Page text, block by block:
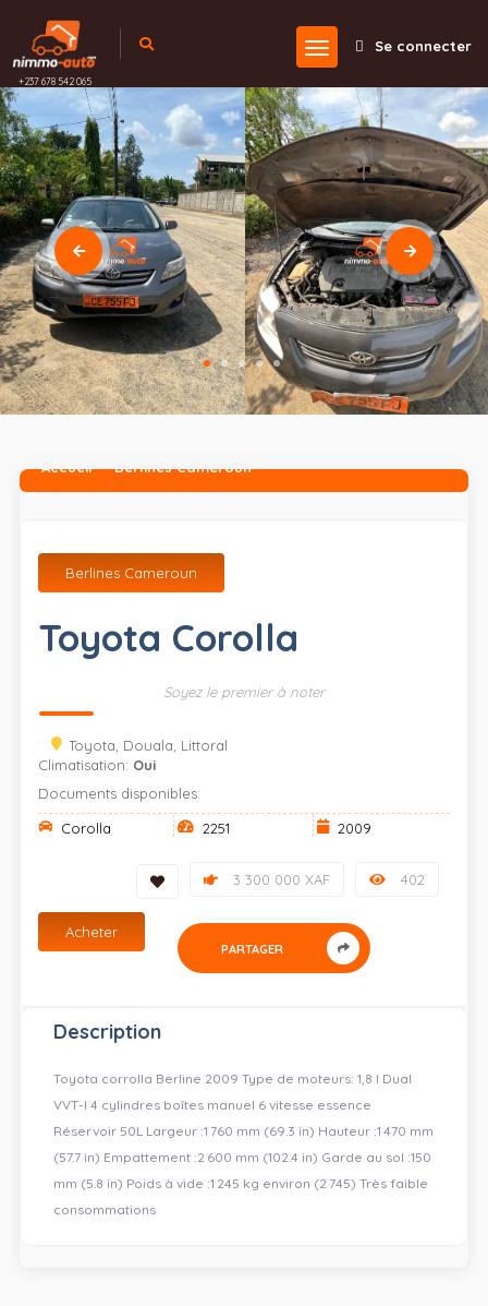
+237 678 542 065
Se connecter
Accueil Berlines Cameroun
Berlines Cameroun
Toyota Corolla
Soyez le premier à noter
Toyota, Douala, Littoral
Climatisation: Oui
Documents disponibles:
Corolla
2251 2009
402
3 300 000 XAF
Acheter
PARTAGER
Description
Toyota corrolla Berline 2009 Type de moteurs: 1,8 l Dual
VVT-I 4 cylindres boîtes manuel 6 vitesse essence
Réservoir 50L Largeur :1 760 mm (69.3 in) Hauteur :1 470 mm
(57.7 in) Empattement :2 600 mm (102.4 in) Garde au sol :150
mm (5.8 in) Poids à vide :1 245 kg environ (2 745) Très faible
consommations